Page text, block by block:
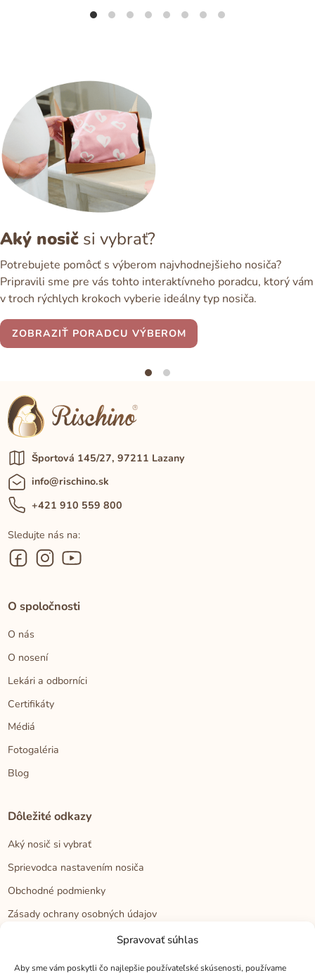
Spravovať súhlas
Aby sme vám poskytli čo najlepšie používateľské skúsenosti, používame
Aký nosič si vybrať?
Potrebujete pomôcť s výberom najvhodnejšieho nosiča?
Pripravili sme pre vás tohto interaktívneho poradcu, ktorý vám
v troch rýchlych krokoch vyberie ideálny typ nosiča.
ZOBRAZIŤ PORADCU VÝBEROM
Športová 145/27, 97211 Lazany
info@rischino.sk
+421 910 559 800
Sledujte nás na:
O spoločnosti
O nás
O nosení
Lekári a odborníci
Certifikáty
Médiá
Fotogaléria
Blog
Dôležité odkazy
Aký nosič si vybrať
Sprievodca nastavením nosiča
Obchodné podmienky
Zásady ochrany osobných údajov